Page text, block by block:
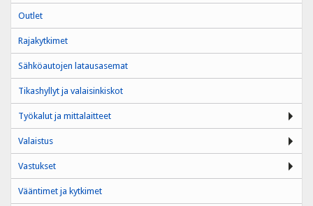
Outlet
Rajakytkimet
Sähköautojen latausasemat
Tikashyllyt ja valaisinkiskot
Työkalut ja mittalaitteet
Valaistus
Vastukset
Vääntimet ja kytkimet